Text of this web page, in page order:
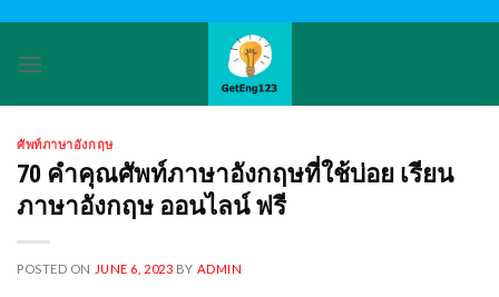
content
ศัพท์ภาษาอังกฤษ
70 คำคุณศัพท์ภาษาอังกฤษที่ใช้บ่อย เรียน
ภาษาอังกฤษ ออนไลน์ ฟรี
POSTED ON JUNE 6, 2023 BY ADMIN